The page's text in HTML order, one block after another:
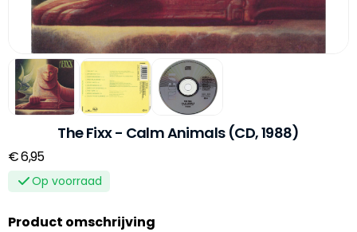
The Fixx - Calm Animals (CD, 1988)
€ 6,95
Op voorraad
Product omschrijving